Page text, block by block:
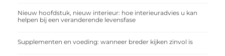
Nieuw hoofdstuk, nieuw interieur: hoe interieuradvies u kan
helpen bij een veranderende levensfase
Supplementen en voeding: wanneer breder kijken zinvol is